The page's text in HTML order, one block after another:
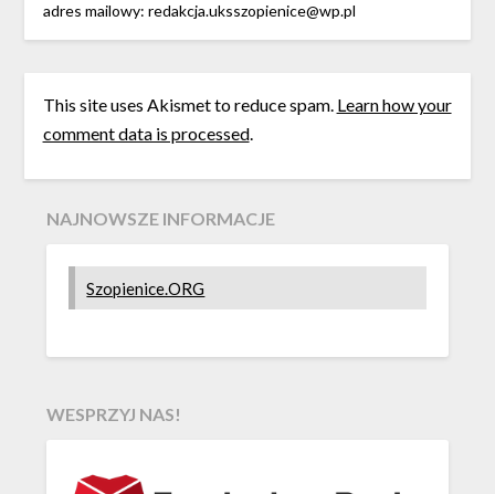
adres mailowy: redakcja.uksszopienice@wp.pl
This site uses Akismet to reduce spam. Learn how your
comment data is processed.
NAJNOWSZE INFORMACJE
Szopienice.ORG
WESPRZYJ NAS!